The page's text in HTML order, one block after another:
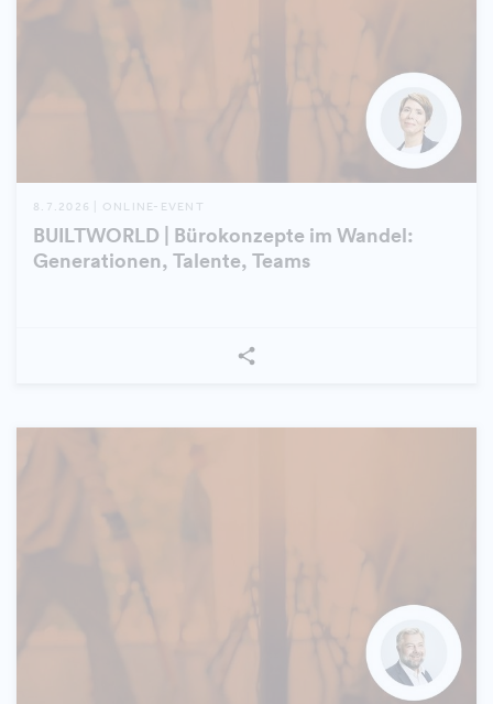
8.7.2026 | ONLINE-EVENT
BUILTWORLD | Bürokonzepte im Wandel:
Generationen, Talente, Teams